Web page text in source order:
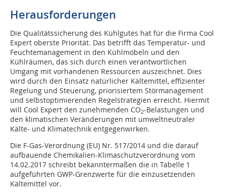
Herausforderungen
Die Qualitätssicherung des Kühlgutes hat für die Firma Cool
Expert oberste Priorität. Das betrifft das Temperatur- und
Feuchtemanagement in den Kühlmöbeln und den
Kühlräumen, das sich durch einen verantwortlichen
Umgang mit vorhandenen Ressourcen auszeichnet. Dies
wird durch den Einsatz natürlicher Kältemittel, effizienter
Regelung und Steuerung, priorisiertem Störmanagement
und selbstoptimierenden Regelstrategien erreicht. Hiermit
will Cool Expert den zunehmenden CO2-Belastungen und
den klimatischen Veränderungen mit umweltneutraler
Kälte- und Klimatechnik entgegenwirken.
Die F-Gas-Verordnung (EU) Nr. 517/2014 und die darauf
aufbauende Chemikalien-Klimaschutzverordnung vom
14.02.2017 schreibt bekanntermaßen die in Tabelle 1
aufgeführten GWP-Grenzwerte für die einzusetzenden
Kältemittel vor.